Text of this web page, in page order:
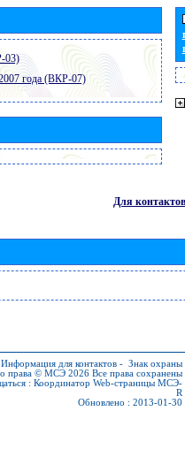
03)
года (ВКР-07)
Для контактов
Информация для контактов - Знак охраны
права © МСЭ 2026 Все права сохранены
: Координатор Web-страницы МСЭ-
R
Обновлено : 2013-01-30